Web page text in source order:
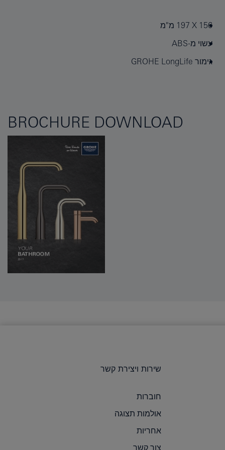
156 X ‏197 מ"מ
עשוי מ-ABS
גימור GROHE LongLife
BROCHURE DOWNLOAD
שירות ויצירת קשר
חוברות
אולמות תצוגה
אחריות
צור קשר